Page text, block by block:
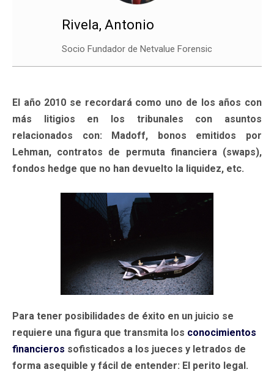
Rivela, Antonio
Socio Fundador de Netvalue Forensic
El año 2010 se recordará como uno de los años con
más litigios en los tribunales con asuntos
relacionados con: Madoff, bonos emitidos por
Lehman, contratos de permuta financiera (swaps),
fondos hedge que no han devuelto la liquidez, etc.
Para tener posibilidades de éxito en un juicio se
requiere una figura que transmita los conocimientos
financieros sofisticados a los jueces y letrados de
forma asequible y fácil de entender: El perito legal.